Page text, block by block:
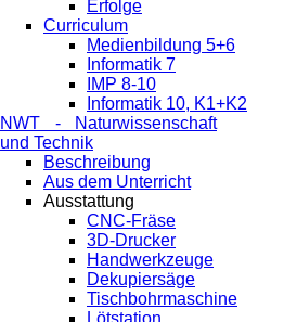
Erfolge
Curriculum
Medienbildung 5+6
Informatik 7
IMP 8-10
Informatik 10, K1+K2
NWT - Naturwissenschaft
und Technik
Beschreibung
Aus dem Unterricht
Ausstattung
CNC-Fräse
3D-Drucker
Handwerkzeuge
Dekupiersäge
Tischbohrmaschine
Lötstation